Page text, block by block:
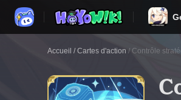
Accueil / Cartes d'action / Contrôle